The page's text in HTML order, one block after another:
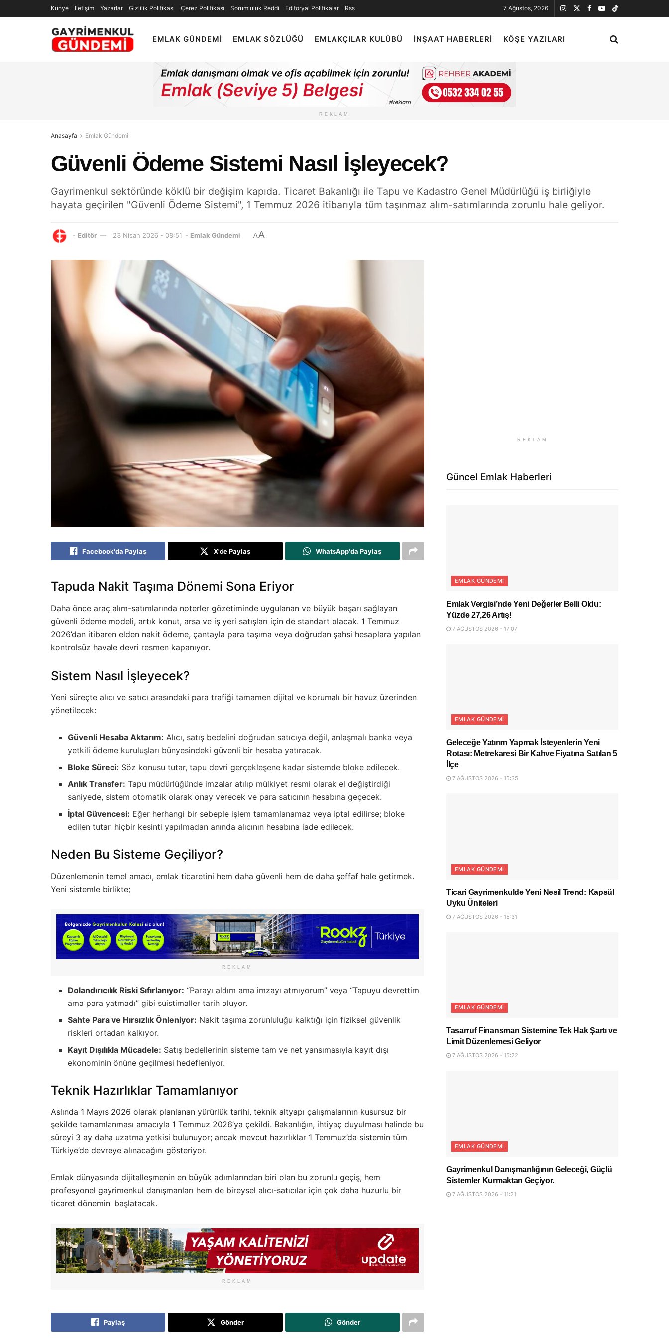
Künye İletişim Yazarlar Gizlilik Politikası Çerez Politikası Sorumluluk Reddi Editöryal Politikalar Rss 7 Ağustos, 2026
EMLAK GÜNDEMI EMLAK SÖZLÜĞÜ EMLAKÇILAR KULÜBÜ İNŞAAT HABERLERI KÖŞE YAZILARI
REKLAM
Anasayfa Emlak Gündemi
Güvenli Ödeme Sistemi Nasıl İşleyecek?
Gayrimenkul sektöründe köklü bir değişim kapıda. Ticaret Bakanlığı ile Tapu ve Kadastro Genel Müdürlüğü iş birliğiyle
hayata geçirilen "Güvenli Ödeme Sistemi", 1 Temmuz 2026 itibarıyla tüm taşınmaz alım-satımlarında zorunlu hale geliyor.
- Editör 23 Nisan 2026 - 08:51 - Emlak Gündemi AA
Facebook'da Paylaş X'de Paylaş WhatsApp'da Paylaş
Tapuda Nakit Taşıma Dönemi Sona Eriyor
Daha önce araç alım-satımlarında noterler gözetiminde uygulanan ve büyük başarı sağlayan
güvenli ödeme modeli, artık konut, arsa ve iş yeri satışları için de standart olacak. 1 Temmuz
2026’dan itibaren elden nakit ödeme, çantayla para taşıma veya doğrudan şahsi hesaplara yapılan
kontrolsüz havale devri resmen kapanıyor.
Sistem Nasıl İşleyecek?
Yeni süreçte alıcı ve satıcı arasındaki para trafiği tamamen dijital ve korumalı bir havuz üzerinden
yönetilecek:
Güvenli Hesaba Aktarım: Alıcı, satış bedelini doğrudan satıcıya değil, anlaşmalı banka veya
yetkili ödeme kuruluşları bünyesindeki güvenli bir hesaba yatıracak.
Bloke Süreci: Söz konusu tutar, tapu devri gerçekleşene kadar sistemde bloke edilecek.
Anlık Transfer: Tapu müdürlüğünde imzalar atılıp mülkiyet resmi olarak el değiştirdiği
saniyede, sistem otomatik olarak onay verecek ve para satıcının hesabına geçecek.
İptal Güvencesi: Eğer herhangi bir sebeple işlem tamamlanamaz veya iptal edilirse; bloke
edilen tutar, hiçbir kesinti yapılmadan anında alıcının hesabına iade edilecek.
Neden Bu Sisteme Geçiliyor?
Düzenlemenin temel amacı, emlak ticaretini hem daha güvenli hem de daha şeffaf hale getirmek.
Yeni sistemle birlikte;
REKLAM
Dolandırıcılık Riski Sıfırlanıyor: “Parayı aldım ama imzayı atmıyorum” veya “Tapuyu devrettim
ama para yatmadı” gibi suistimaller tarih oluyor.
Sahte Para ve Hırsızlık Önleniyor: Nakit taşıma zorunluluğu kalktığı için fiziksel güvenlik
riskleri ortadan kalkıyor.
Kayıt Dışılıkla Mücadele: Satış bedellerinin sisteme tam ve net yansımasıyla kayıt dışı
ekonominin önüne geçilmesi hedefleniyor.
Teknik Hazırlıklar Tamamlanıyor
Aslında 1 Mayıs 2026 olarak planlanan yürürlük tarihi, teknik altyapı çalışmalarının kusursuz bir
şekilde tamamlanması amacıyla 1 Temmuz 2026’ya çekildi. Bakanlığın, ihtiyaç duyulması halinde bu
süreyi 3 ay daha uzatma yetkisi bulunuyor; ancak mevcut hazırlıklar 1 Temmuz’da sistemin tüm
Türkiye’de devreye alınacağını gösteriyor.
Emlak dünyasında dijitalleşmenin en büyük adımlarından biri olan bu zorunlu geçiş, hem
profesyonel gayrimenkul danışmanları hem de bireysel alıcı-satıcılar için çok daha huzurlu bir
ticaret dönemini başlatacak.
REKLAM
Paylaş Gönder Gönder
REKLAM
Güncel Emlak Haberleri
EMLAK GÜNDEMI
Emlak Vergisi’nde Yeni Değerler Belli Oldu:
Yüzde 27,26 Artış!
7 AĞUSTOS 2026 - 17:07
EMLAK GÜNDEMI
Geleceğe Yatırım Yapmak İsteyenlerin Yeni
Rotası: Metrekaresi Bir Kahve Fiyatına Satılan 5
İlçe
7 AĞUSTOS 2026 - 15:35
EMLAK GÜNDEMI
Ticari Gayrimenkulde Yeni Nesil Trend: Kapsül
Uyku Üniteleri
7 AĞUSTOS 2026 - 15:31
EMLAK GÜNDEMI
Tasarruf Finansman Sistemine Tek Hak Şartı ve
Limit Düzenlemesi Geliyor
7 AĞUSTOS 2026 - 15:22
EMLAK GÜNDEMI
Gayrimenkul Danışmanlığının Geleceği, Güçlü
Sistemler Kurmaktan Geçiyor.
7 AĞUSTOS 2026 - 11:21